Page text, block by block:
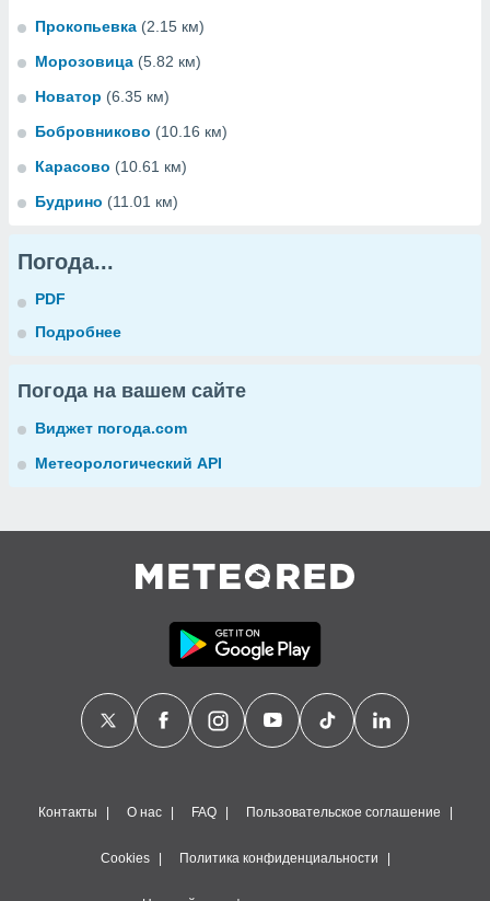
Прокопьевка (2.15 км)
Морозовица (5.82 км)
Новатор (6.35 км)
Бобровниково (10.16 км)
Карасово (10.61 км)
Будрино (11.01 км)
Погода...
PDF
Подробнее
Погода на вашем сайте
Виджет погода.com
Метеорологический API
Контакты О нас FAQ Пользовательское соглашение
Cookies Политика конфиденциальности